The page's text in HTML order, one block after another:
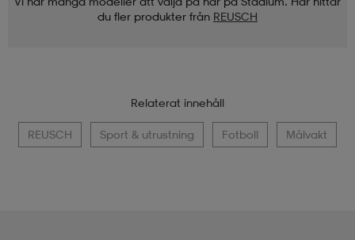
du fler produkter från REUSCH
Relaterat innehåll
REUSCH Sport & utrustning Fotboll Målvakt